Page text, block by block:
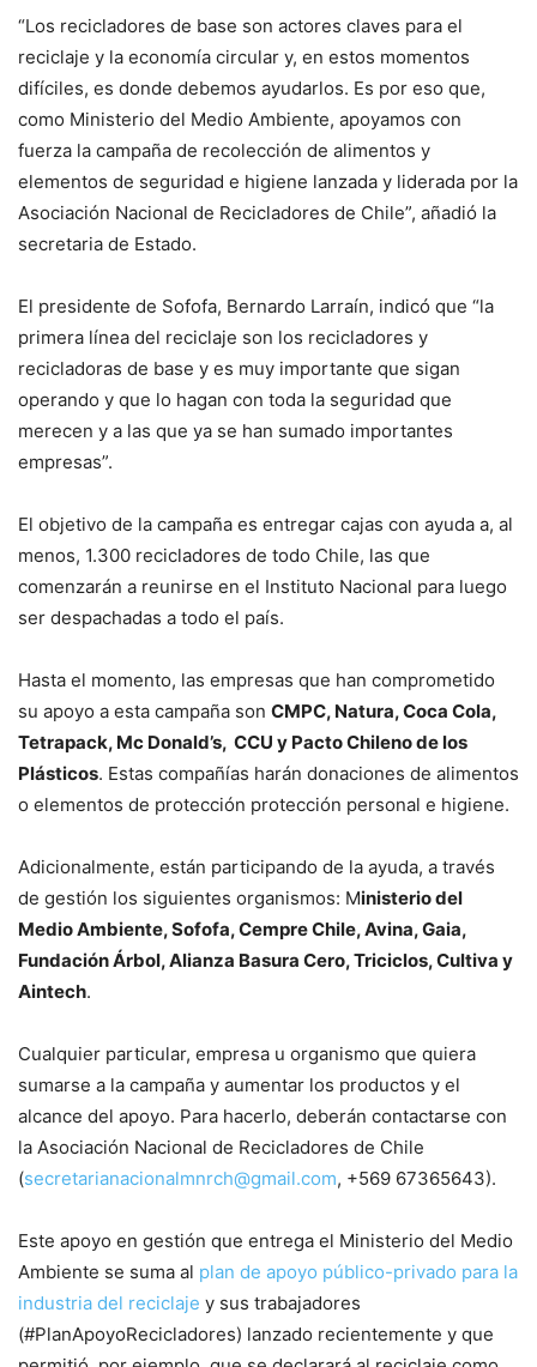
“Los recicladores de base son actores claves para el
reciclaje y la economía circular y, en estos momentos
difíciles, es donde debemos ayudarlos. Es por eso que,
como Ministerio del Medio Ambiente, apoyamos con
fuerza la campaña de recolección de alimentos y
elementos de seguridad e higiene lanzada y liderada por la
Asociación Nacional de Recicladores de Chile”, añadió la
secretaria de Estado.
El presidente de Sofofa, Bernardo Larraín, indicó que “la
primera línea del reciclaje son los recicladores y
recicladoras de base y es muy importante que sigan
operando y que lo hagan con toda la seguridad que
merecen y a las que ya se han sumado importantes
empresas”.
El objetivo de la campaña es entregar cajas con ayuda a, al
menos, 1.300 recicladores de todo Chile, las que
comenzarán a reunirse en el Instituto Nacional para luego
ser despachadas a todo el país.
Hasta el momento, las empresas que han comprometido
su apoyo a esta campaña son CMPC, Natura, Coca Cola,
Tetrapack, Mc Donald’s, CCU y Pacto Chileno de los
Plásticos. Estas compañías harán donaciones de alimentos
o elementos de protección protección personal e higiene.
Adicionalmente, están participando de la ayuda, a través
de gestión los siguientes organismos: Ministerio del
Medio Ambiente, Sofofa, Cempre Chile, Avina, Gaia,
Fundación Árbol, Alianza Basura Cero, Triciclos, Cultiva y
Aintech.
Cualquier particular, empresa u organismo que quiera
sumarse a la campaña y aumentar los productos y el
alcance del apoyo. Para hacerlo, deberán contactarse con
la Asociación Nacional de Recicladores de Chile
(secretarianacionalmnrch@gmail.com, +569 67365643).
Este apoyo en gestión que entrega el Ministerio del Medio
Ambiente se suma al plan de apoyo público-privado para la
industria del reciclaje y sus trabajadores
(#PlanApoyoRecicladores) lanzado recientemente y que